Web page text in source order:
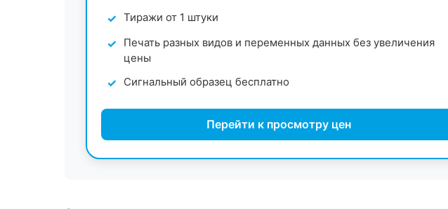
Тиражи от 1 штуки
Печать разных видов и переменных данных без увеличения
цены
Сигнальный образец бесплатно
Перейти к просмотру цен